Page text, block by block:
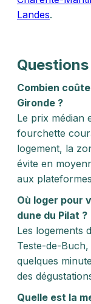
Landes.
Combien
Gironde ?
Le prix médian
fourchette
logement, la
évite en
aux
Où loger pour
dune du Pilat ?
Les logements
Teste-de-
quelques
des
Quelle est la